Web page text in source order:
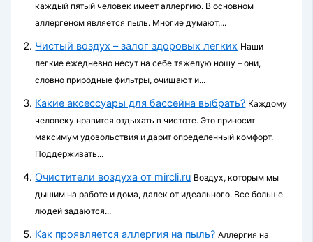
каждый пятый человек имеет аллергию. В основном
аллергеном является пыль. Многие думают,...
Чистый воздух – залог здоровых легких Наши
легкие ежедневно несут на себе тяжелую ношу – они,
словно природные фильтры, очищают и...
Какие аксессуары для бассейна выбрать? Каждому
человеку нравится отдыхать в чистоте. Это приносит
максимум удовольствия и дарит определенный комфорт.
Поддерживать...
Очистители воздуха от mircli.ru Воздух, которым мы
дышим на работе и дома, далек от идеального. Все больше
людей задаются...
Как проявляется аллергия на пыль? Аллергия на